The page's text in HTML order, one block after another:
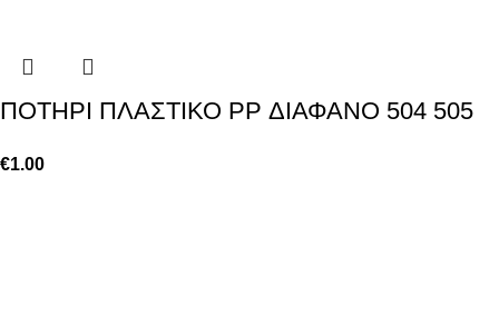
ΠΟΤΗΡΙ ΠΛΑΣΤΙΚΟ PP ΔΙΑΦΑΝΟ 504 505
€1.00